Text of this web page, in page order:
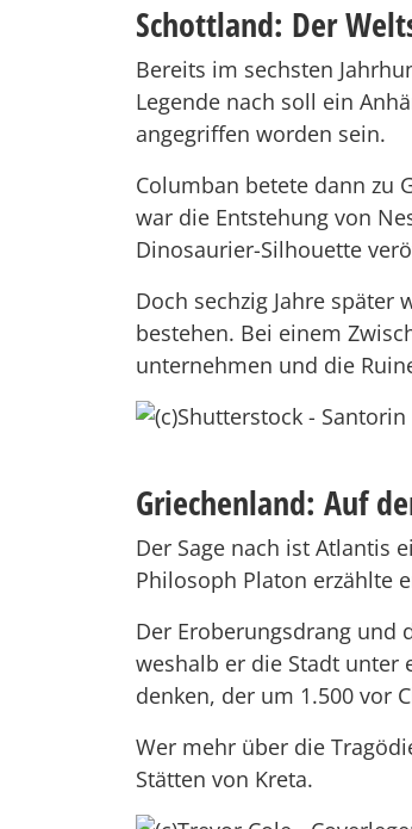
Schottland: Der
Bereits im sechsten
Legende nach soll ein
angegriffen worden sein.
Columban betete dann zu
war die Entstehung von
Dinosaurier-Silhouette
Doch sechzig Jahre
bestehen. Bei einem
unternehmen und die
Griechenland: Auf
Der Sage nach ist Atlantis
Philosoph Platon erzählte
Der Eroberungsdrang und
weshalb er die Stadt unter
denken, der um 1.500 vor
Wer mehr über die
Stätten von Kreta.